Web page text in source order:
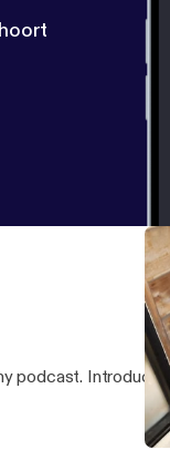
podcast.